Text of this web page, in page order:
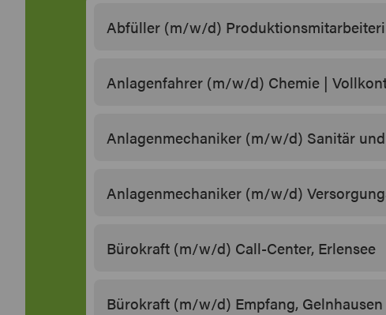
Abfüller (m/w/d)
Anlagenfahrer (m/w/d) Chemie |
Anlagenmechaniker (m/w/d) Sanitär
Anlagenmechaniker (m/w/d)
Bürokraft (m/w/d) Call-Center, Erlensee
Bürokraft (m/w/d) Empfang, Gelnhausen